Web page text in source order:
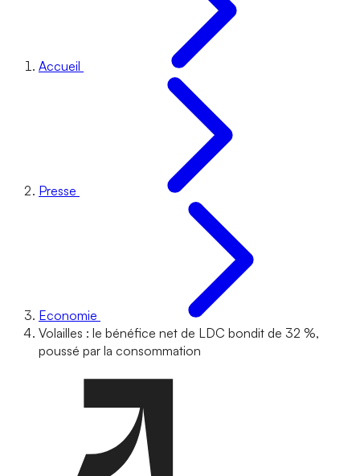
Accueil
Presse
Economie
Volailles : le bénéfice net de LDC bondit de 32 %,
poussé par la consommation